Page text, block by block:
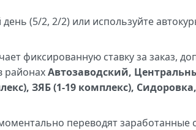
(5/2, 2/2) или используйте
фиксированную ставку за заказ,
районахАвтозаводский,
ЗЯБ (1-19 комплекс), Сидоровка,
переводят заработанные